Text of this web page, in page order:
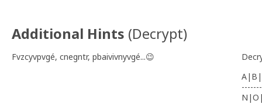
Additional Hints (Decrypt)
Fvzcyvpvgé, cnegntr, pbaivivnyvgé...😉